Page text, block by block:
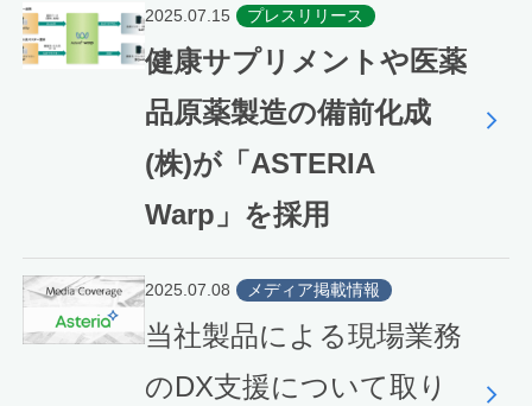
2025.07.15 プレスリリース
健康サプリメントや医薬
品原薬製造の備前化成
(株)が「ASTERIA
Warp」を採用
2025.07.08 メディア掲載情報
当社製品による現場業務
のDX支援について取り